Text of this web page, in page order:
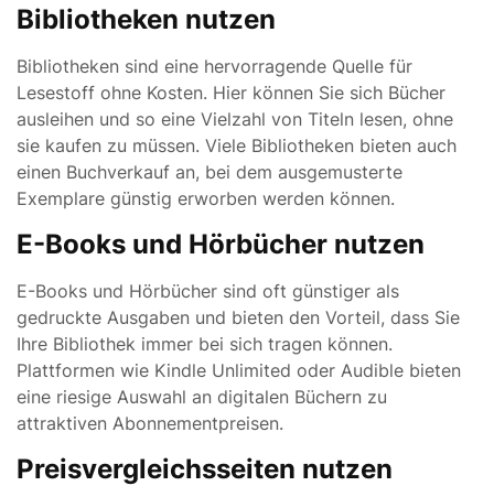
Bibliotheken nutzen
Bibliotheken sind eine hervorragende Quelle für
Lesestoff ohne Kosten. Hier können Sie sich Bücher
ausleihen und so eine Vielzahl von Titeln lesen, ohne
sie kaufen zu müssen. Viele Bibliotheken bieten auch
einen Buchverkauf an, bei dem ausgemusterte
Exemplare günstig erworben werden können.
E-Books und Hörbücher nutzen
E-Books und Hörbücher sind oft günstiger als
gedruckte Ausgaben und bieten den Vorteil, dass Sie
Ihre Bibliothek immer bei sich tragen können.
Plattformen wie Kindle Unlimited oder Audible bieten
eine riesige Auswahl an digitalen Büchern zu
attraktiven Abonnementpreisen.
Preisvergleichsseiten nutzen